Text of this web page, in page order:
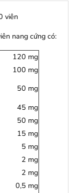
viên
nang cứng có:
120 mg
100 mg
50 mg
45 mg
50 mg
15 mg
5 mg
2 mg
2 mg
0,5 mg